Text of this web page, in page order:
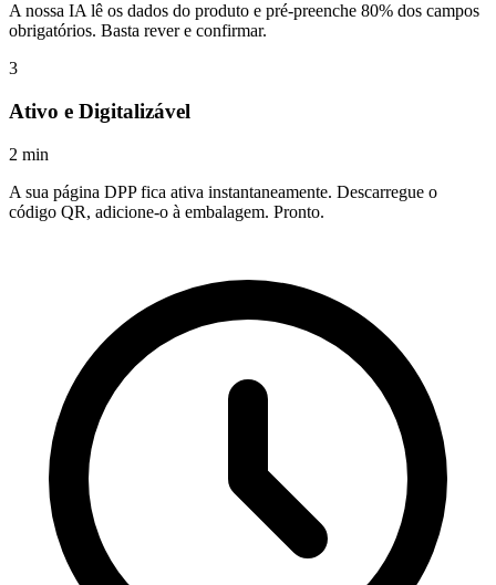
A nossa IA lê os dados do produto e pré-preenche 80% dos campos
obrigatórios. Basta rever e confirmar.
3
Ativo e Digitalizável
2 min
A sua página DPP fica ativa instantaneamente. Descarregue o
código QR, adicione-o à embalagem. Pronto.